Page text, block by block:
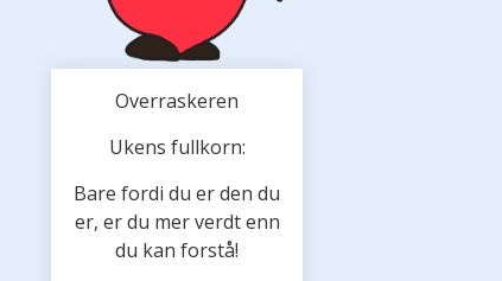
Overraskeren
Ukens fullkorn:
Bare fordi du er den du
er, er du mer verdt enn
du kan forstå!